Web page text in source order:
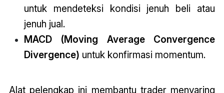
untuk mendeteksi kondisi jenuh beli atau
jenuh jual.
MACD (Moving Average Convergence
Divergence) untuk konfirmasi momentum.
Alat pelengkap ini membantu trader menyaring